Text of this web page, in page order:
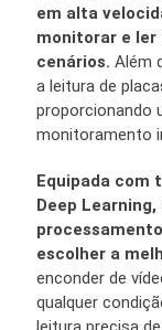
em alta
monitorar e ler
cenários. Além
a leitura de
proporcionando
monitoramento
Equipada com
Deep Learning,
escolher a
enconder de
qualquer